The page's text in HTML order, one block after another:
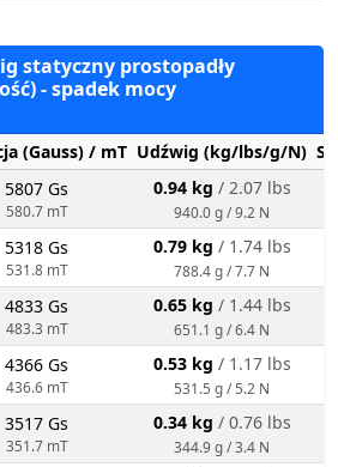
statyczny prostopadły
- spadek mocy
(Gauss) / mT Udźwig (kg/lbs/g/N)
5807 Gs
580.7 mT
0.94 kg / 2.07 lbs
940.0 g / 9.2 N
5318 Gs
531.8 mT
0.79 kg / 1.74 lbs
788.4 g / 7.7 N
4833 Gs
483.3 mT
0.65 kg / 1.44 lbs
651.1 g / 6.4 N
4366 Gs
436.6 mT
0.53 kg / 1.17 lbs
531.5 g / 5.2 N
3517 Gs
351.7 mT
0.34 kg / 0.76 lbs
344.9 g / 3.4 N